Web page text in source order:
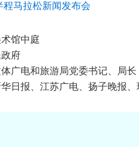
马拉松新闻发布会
馆中庭
府
广电和旅游局党委书记、局长
日报、江苏广电、扬子晚报、
、宣传部、社工部、教育局、